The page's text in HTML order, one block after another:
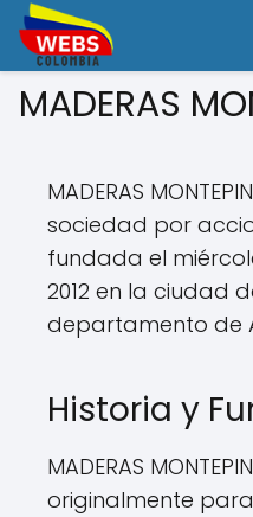
MADERAS
MADERAS
sociedad por
fundada el
2012 en la ciudad
departamento de
Historia y
MADERAS
originalmente